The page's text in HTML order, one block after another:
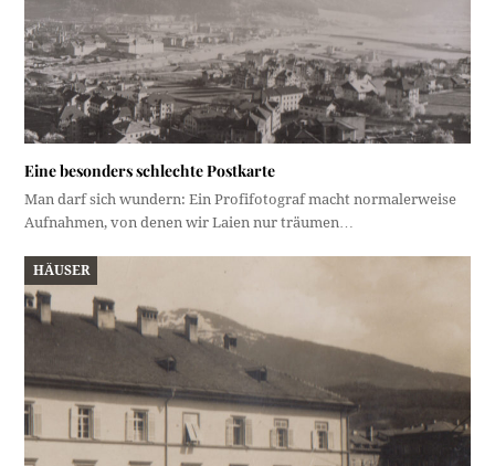
Eine besonders schlechte Postkarte
Man darf sich wundern: Ein Profifotograf macht normalerweise
Aufnahmen, von denen wir Laien nur träumen…
HÄUSER